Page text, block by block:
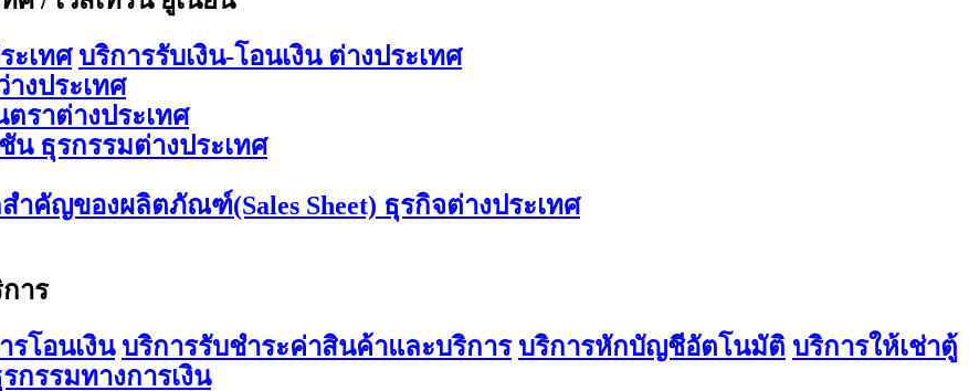
ะเทศ บริการรับเงิน-โอนเงิน ต่างประเทศ
งประเทศ
ราต่างประเทศ
น ธุรกรรมต่างประเทศ
ำคัญของผลิตภัณฑ์(Sales Sheet) ธุรกิจต่างประเทศ
าร
รโอนเงิน บริการรับชำระค่าสินค้าและบริการ บริการหักบัญชีอัตโนมัติ บริการให้เช่าตู้
กรรมทางการเงิน